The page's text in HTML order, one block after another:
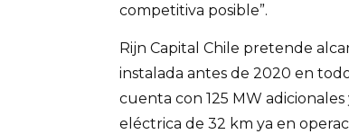
competitiva posible”.
Rijn Capital Chile pretende
instalada antes de 2020 en
cuenta con 125 MW
eléctrica de 32 km ya en